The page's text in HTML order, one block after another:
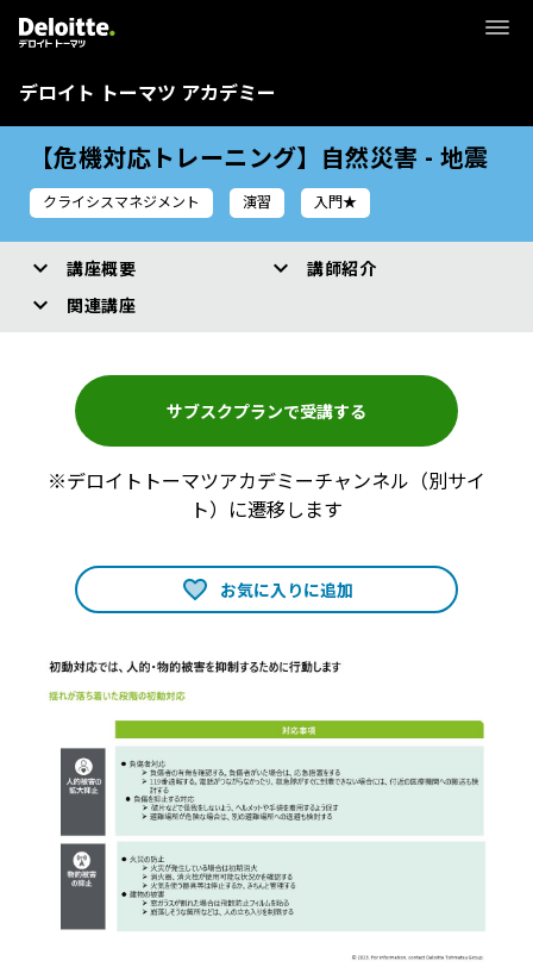
デロイト トーマツ アカデミー
【危機対応トレーニング】自然災害 - 地震
クライシスマネジメント 演習 入門★
講座概要
講師紹介
関連講座
サブスクプランで受講する
※デロイトトーマツアカデミーチャンネル（別サイ
ト）に遷移します
お気に入りに追加